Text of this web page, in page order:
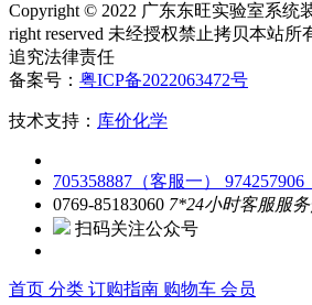
Copyright © 2022 广东东旺实验室系统
right reserved 未经授权禁止拷贝本站
追究法律责任
备案号： 粤ICP备2022063472号
技术支持： 库价化学
705358887（客服一） 974257906
0769-85183060 7*24小时客服服
扫码关注公众号
首页 分类 订购指南 购物车 会员